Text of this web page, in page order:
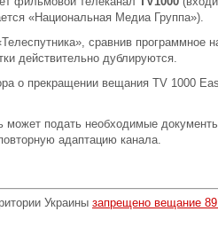
«Национальная Медиа Группа»).
сравнив программное
действительно дублируются.
о прекращении вещания TV 1000
может подать необходимые
адаптацию канала.
Украины запрещено вещание